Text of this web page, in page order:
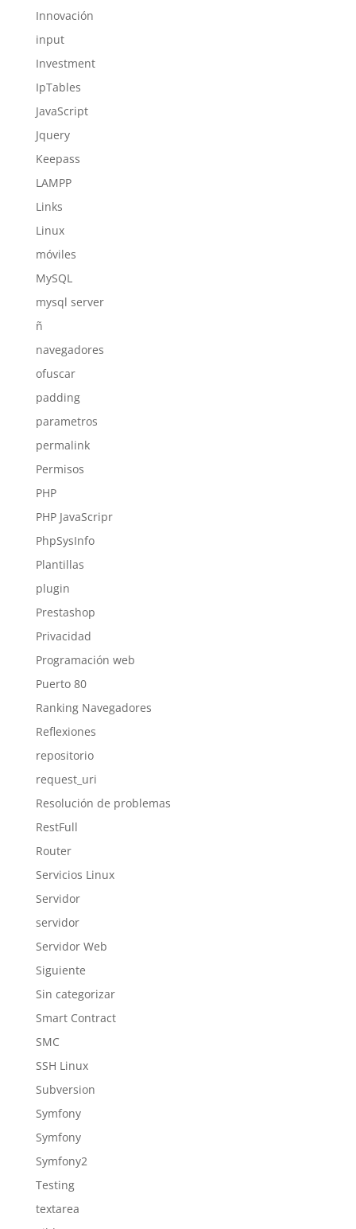
Innovación
input
Investment
IpTables
JavaScript
Jquery
Keepass
LAMPP
Links
Linux
móviles
MySQL
mysql server
ñ
navegadores
ofuscar
padding
parametros
permalink
Permisos
PHP
PHP JavaScripr
PhpSysInfo
Plantillas
plugin
Prestashop
Privacidad
Programación web
Puerto 80
Ranking Navegadores
Reflexiones
repositorio
request_uri
Resolución de problemas
RestFull
Router
Servicios Linux
Servidor
servidor
Servidor Web
Siguiente
Sin categorizar
Smart Contract
SMC
SSH Linux
Subversion
Symfony
Symfony
Symfony2
Testing
textarea